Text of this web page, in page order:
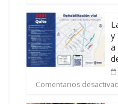
y
a
Comentarios